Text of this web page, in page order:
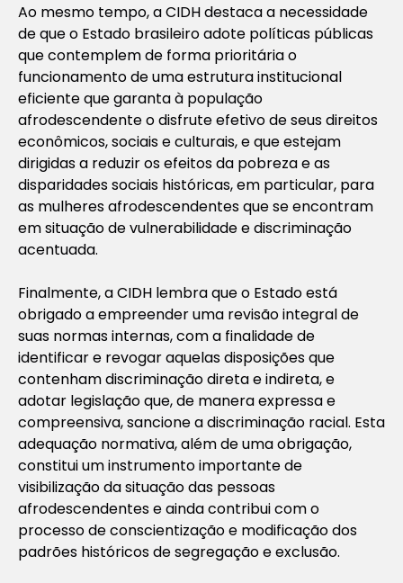
Ao mesmo tempo, a CIDH destaca a necessidade
de que o Estado brasileiro adote políticas públicas
que contemplem de forma prioritária o
funcionamento de uma estrutura institucional
eficiente que garanta à população
afrodescendente o disfrute efetivo de seus direitos
econômicos, sociais e culturais, e que estejam
dirigidas a reduzir os efeitos da pobreza e as
disparidades sociais históricas, em particular, para
as mulheres afrodescendentes que se encontram
em situação de vulnerabilidade e discriminação
acentuada.
Finalmente, a CIDH lembra que o Estado está
obrigado a empreender uma revisão integral de
suas normas internas, com a finalidade de
identificar e revogar aquelas disposições que
contenham discriminação direta e indireta, e
adotar legislação que, de manera expressa e
compreensiva, sancione a discriminação racial. Esta
adequação normativa, além de uma obrigação,
constitui um instrumento importante de
visibilização da situação das pessoas
afrodescendentes e ainda contribui com o
processo de conscientização e modificação dos
padrões históricos de segregação e exclusão.